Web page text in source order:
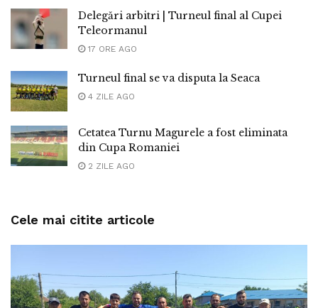
Delegări arbitri | Turneul final al Cupei
Teleormanul
17 ORE AGO
Turneul final se va disputa la Seaca
4 ZILE AGO
Cetatea Turnu Magurele a fost eliminata
din Cupa Romaniei
2 ZILE AGO
Cele mai citite articole